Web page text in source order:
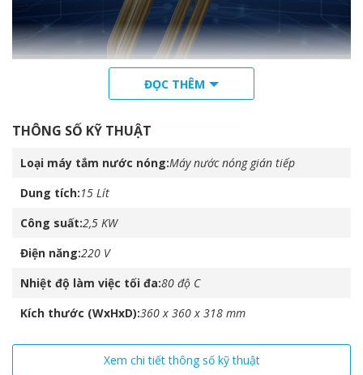
An toàn
bảo an toàn tối đa cho người sử dụng.
ĐỌC THÊM
THÔNG SỐ KỸ THUẬT
Loại máy tắm nước nóng Máy nước nóng gián tiếp
Dung tích 15 Lít
Công suất 2,5 KW
Điện năng 220 V
Nhiệt độ làm việc tối đa 80 độ C
Kích thước (WxHxD) 360 x 360 x 318 mm
Xem chi tiết thông số kỹ thuật